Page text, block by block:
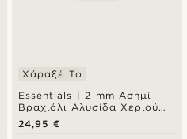
Essentials | 2 mm Ασημί
Βραχιόλι Αλυσίδα Χεριού
Rope Chain
Χάραξέ Το
24,95 €